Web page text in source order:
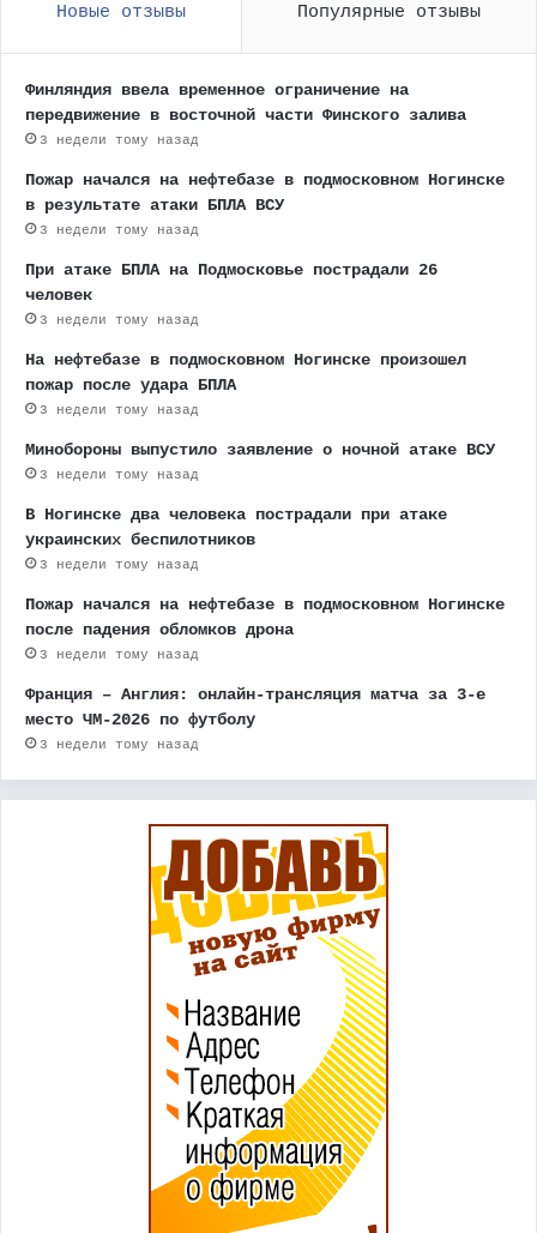
Новые отзывы Популярные отзывы
Финляндия ввела временное ограничение на
передвижение в восточной части Финского залива
3 недели тому назад
Пожар начался на нефтебазе в подмосковном Ногинске
в результате атаки БПЛА ВСУ
3 недели тому назад
При атаке БПЛА на Подмосковье пострадали 26
человек
3 недели тому назад
На нефтебазе в подмосковном Ногинске произошел
пожар после удара БПЛА
3 недели тому назад
Минобороны выпустило заявление о ночной атаке ВСУ
3 недели тому назад
В Ногинске два человека пострадали при атаке
украинских беспилотников
3 недели тому назад
Пожар начался на нефтебазе в подмосковном Ногинске
после падения обломков дрона
3 недели тому назад
Франция – Англия: онлайн-трансляция матча за 3-е
место ЧМ-2026 по футболу
3 недели тому назад